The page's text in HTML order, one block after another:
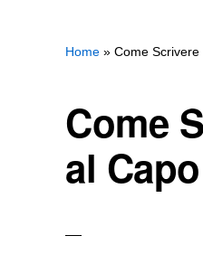
Home » Come
Come
al Capo